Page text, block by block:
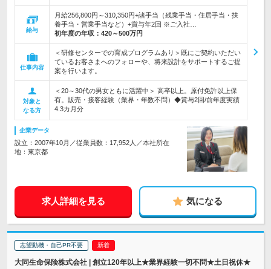
給与
月給256,800円～310,350円+諸手当（残業手当・住居手当・扶
養手当・営業手当など）+賞与年2回 ※ご入社…
初年度の年収： 420～500万円
仕事内容
＜研修センターでの育成プログラムあり＞既にご契約いただい
ているお客さまへのフォローや、将来設計をサポートするご提
案を行います。
対象と
なる方
＜20～30代の男女ともに活躍中＞ 高卒以上。原付免許以上保
有。販売・接客経験（業界・年数不問）◆賞与2回/前年度実績
4.3カ月分
企業データ
設立：2007年10月／従業員数：17,952人／本社所在
地：東京都
求人詳細を見る 気になる
志望動機・自己PR不要
大同生命保険株式会社 | 創立120年以上★業界経験一切不問★土日祝休★